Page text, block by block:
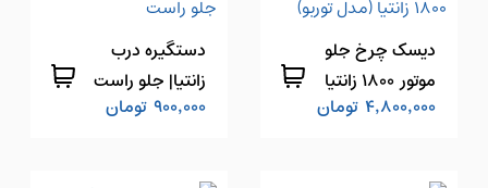
دیسک چرخ جلو
موتور 1800 زانتیا
(مدل توربو)
4,800,000 تومان
دستگیره درب
زانتیا| جلو راست
900,000 تومان